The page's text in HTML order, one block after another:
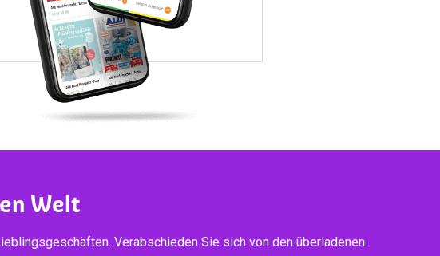
Welt
Verabschieden Sie sich von den überladenen